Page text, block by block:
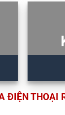
ĐIỆN THOẠI